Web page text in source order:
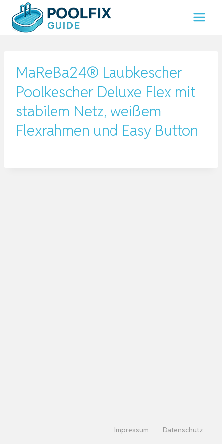
Inhalt
springen
MaReBa24® Laubkescher
Poolkescher Deluxe Flex mit
stabilem Netz, weißem
Flexrahmen und Easy Button
Impressum Datenschutz